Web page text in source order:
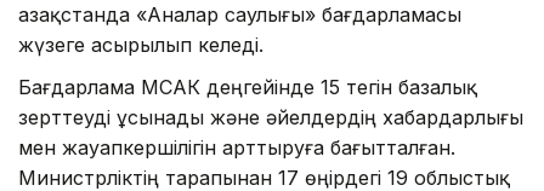
Қазақстанда «Аналар саулығы» бағдарламасы
жүзеге асырылып келеді.
Бағдарлама МСАК деңгейінде 15 тегін базалық
зерттеуді ұсынады және әйелдердің хабардарлығы
мен жауапкершілігін арттыруға бағытталған.
Министрліктің тарапынан 17 өңірдегі 19 облыстық